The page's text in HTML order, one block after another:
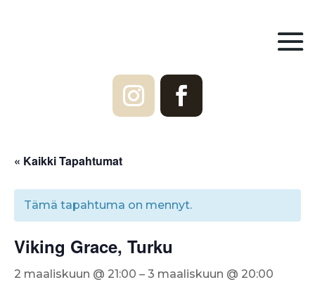
« Kaikki Tapahtumat
Tämä tapahtuma on mennyt.
Viking Grace, Turku
2 maaliskuun @ 21:00 – 3 maaliskuun @ 20:00